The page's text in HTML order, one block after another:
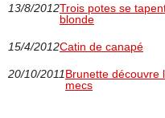
13/8/2012Trois potes se
blonde
15/4/2012Catin de canapé
20/10/2011Brunette découvre
mecs